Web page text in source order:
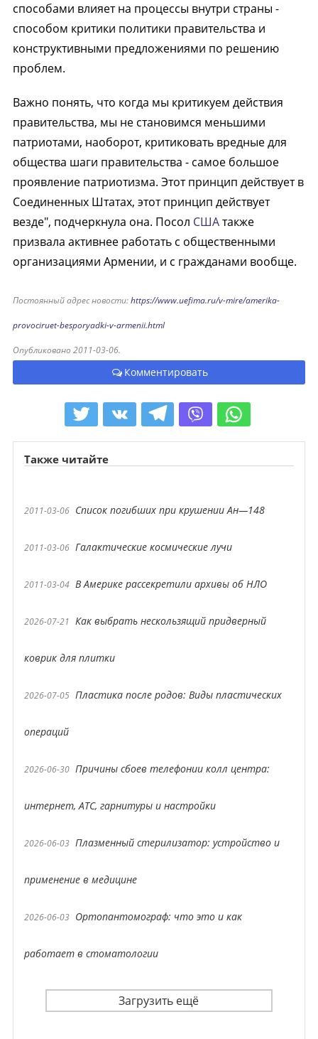
способами влияет на процессы внутри страны -
способом критики политики правительства и
конструктивными предложениями по решению
проблем.
Важно понять, что когда мы критикуем действия
правительства, мы не становимся меньшими
патриотами, наоборот, критиковать вредные для
общества шаги правительства - самое большое
проявление патриотизма. Этот принцип действует в
Соединенных Штатах, этот принцип действует
везде", подчеркнула она. Посол СШАтакже
призвала активнее работать с общественными
организациями Армении, и с гражданами вообще.
Постоянный адрес новости:https://www.uefima.ru/v-mire/amerika-
provociruet-besporyadki-v-armenii.html
Опубликовано 2011-03-06.
Комментировать
Также читайте
2011-03-06 Список погибших при крушении Ан—148
2011-03-06 Галактические космические лучи
2011-03-04 В Америке рассекретили архивы об НЛО
2026-07-21 Как выбрать нескользящий придверный
коврик для плитки
2026-07-05 Пластика после родов: Виды пластических
операций
2026-06-30 Причины сбоев телефонии колл центра:
интернет, АТС, гарнитуры и настройки
2026-06-03 Плазменный стерилизатор: устройство и
применение в медицине
2026-06-03 Ортопантомограф: что это и как
работает в стоматологии
Загрузить ещё